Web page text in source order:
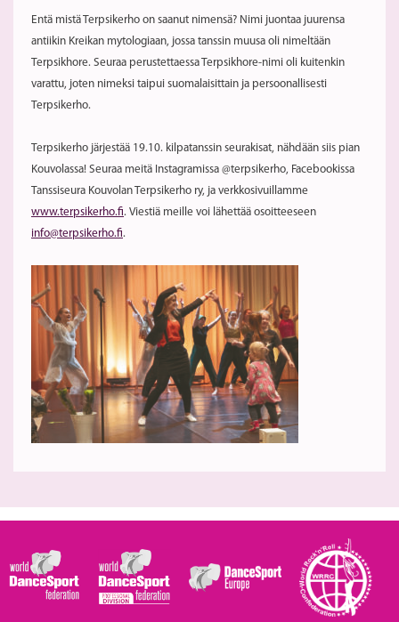
Entä mistä Terpsikerho on saanut nimensä? Nimi juontaa juurensa
antiikin Kreikan mytologiaan, jossa tanssin muusa oli nimeltään
Terpsikhore. Seuraa perustettaessa Terpsikhore-nimi oli kuitenkin
varattu, joten nimeksi taipui suomalaisittain ja persoonallisesti
Terpsikerho.
Terpsikerho järjestää 19.10. kilpatanssin seurakisat, nähdään siis pian
Kouvolassa! Seuraa meitä Instagramissa @terpsikerho, Facebookissa
Tanssiseura Kouvolan Terpsikerho ry, ja verkkosivuillamme
www.terpsikerho.fi. Viestiä meille voi lähettää osoitteeseen
info@terpsikerho.fi.